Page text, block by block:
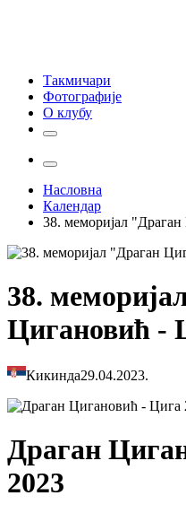
Такмичари
Фотографије
О клубу
Насловна
Календар
38. меморијал
38.
Цигановић -
Кикинда29.04.2023.
Драган
2023